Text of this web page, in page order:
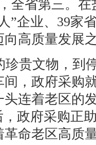
全省第三。
”企业、39家
高质量发展
珍贵文物，到
，政府采购
连着老区的
，政府采购正
命老区高质